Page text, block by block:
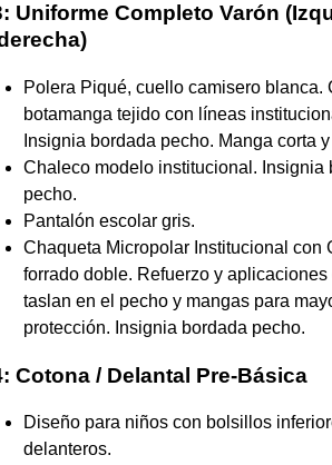
Uniforme Completo Varón
Polera Piqué, cuello camisero blanca.
botamanga tejido con líneas
Insignia bordada pecho. Manga corta
Chaleco modelo institucional. Insignia
pecho.
Pantalón escolar gris.
Chaqueta Micropolar Institucional con
forrado doble. Refuerzo y aplicaciones
taslan en el pecho y mangas para
protección. Insignia bordada pecho.
Cotona / Delantal Pre-Básica
Diseño para niños con bolsillos
delanteros.